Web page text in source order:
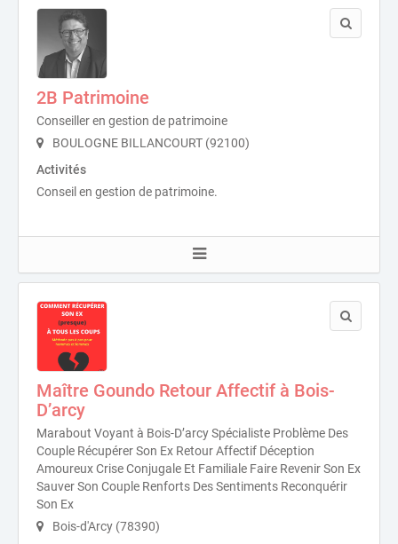
2B Patrimoine
Conseiller en gestion de patrimoine
BOULOGNE BILLANCOURT (92100)
Activités
Conseil en gestion de patrimoine.
Maître Goundo Retour Affectif à Bois-
D’arcy
Marabout Voyant à Bois-D’arcy Spécialiste Problème Des
Couple Récupérer Son Ex Retour Affectif Déception
Amoureux Crise Conjugale Et Familiale Faire Revenir Son Ex
Sauver Son Couple Renforts Des Sentiments Reconquérir
Son Ex
Bois-d'Arcy (78390)